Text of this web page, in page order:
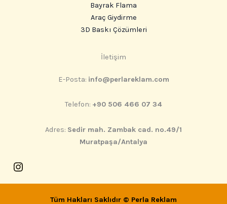
Bayrak Flama
Araç Giydirme
3D Baskı Çözümleri
İletişim
E-Posta: info@perlareklam.com
Telefon: +90 506 466 07 34
Adres: Sedir mah. Zambak cad. no.49/1
Muratpaşa/Antalya
Tüm Hakları Saklıdır © Perla Reklam